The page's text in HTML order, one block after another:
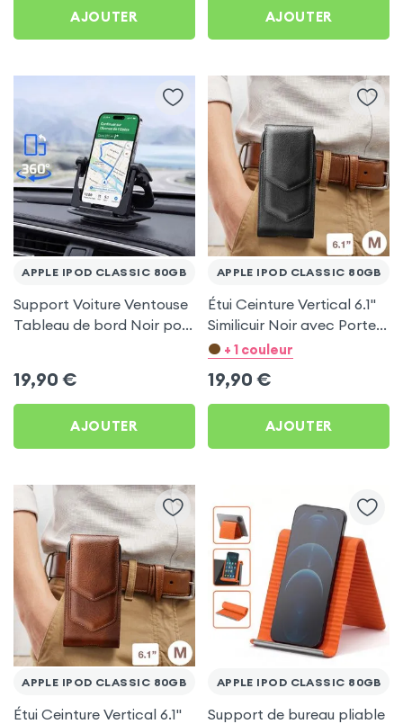
AJOUTER AJOUTER
APPLE IPOD CLASSIC 80GB
Support Voiture Ventouse
Tableau de bord Noir pour
19,90 €
AJOUTER
APPLE IPOD CLASSIC 80GB
Étui Ceinture Vertical 6.1''
Similicuir Noir avec Porte
carte pour Apple iPod
+ 1 couleur
19,90 €
AJOUTER
APPLE IPOD CLASSIC 80GB
Étui Ceinture Vertical 6.1''
APPLE IPOD CLASSIC 80GB
Support de bureau pliable